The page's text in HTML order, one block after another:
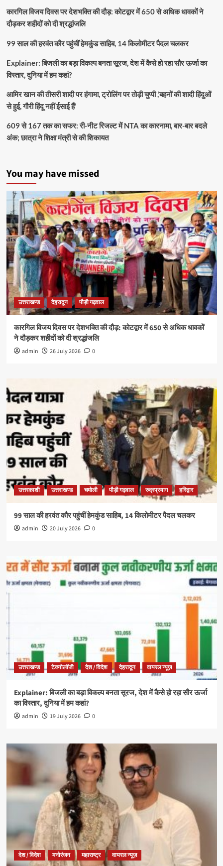
कारगिल विजय दिवस पर देशभक्ति की दौड़: कोटद्वार में 650 से अधिक धावकों ने
दौड़कर शहीदों को दी श्रद्धांजलि
99 साल की हरवंत कौर पहुंचीं हेमकुंड साहिब, 14 किलोमीटर पैदल चलकर
Explainer: बिजली का बड़ा विकल्प बनता सूरज, देश में कैसे हो रहा सौर ऊर्जा का
विस्तार, दुनिया में हम कहां?
आमिर खान की तीसरी शादी पर हंगामा, ट्रोलिंग पर तोड़ी चुप्पी ,’बहनों की शादी हिंदुओं
से हुई, गौरी हिंदू नहीं ईसाई हैं’
609 से 167 तक का सफर: री-नीट रिजल्ट में NTA का कारनामा, बार-बार बदले
अंक; छात्रा ने शिक्षा मंत्री से की शिकायत
You may have missed
उत्तराखण्ड देहरादून पौड़ी गढ़वाल
कारगिल विजय दिवस पर देशभक्ति की दौड़: कोटद्वार में 650 से अधिक धावकों
ने दौड़कर शहीदों को दी श्रद्धांजलि
admin 26 July 2026 0
उत्तरकाशी उत्तराखण्ड चमोली पौड़ी गढ़वाल रुद्रप्रयाग हरिद्वार
99 साल की हरवंत कौर पहुंचीं हेमकुंड साहिब, 14 किलोमीटर पैदल चलकर
admin 20 July 2026 0
उत्तराखण्ड टेक्नोलॉजी देश / विदेश देहरादून वायरल न्यूज़
Explainer: बिजली का बड़ा विकल्प बनता सूरज, देश में कैसे हो रहा सौर ऊर्जा
का विस्तार, दुनिया में हम कहां?
admin 19 July 2026 0
देश / विदेश मनोरंजन महाराष्ट्र वायरल न्यूज़